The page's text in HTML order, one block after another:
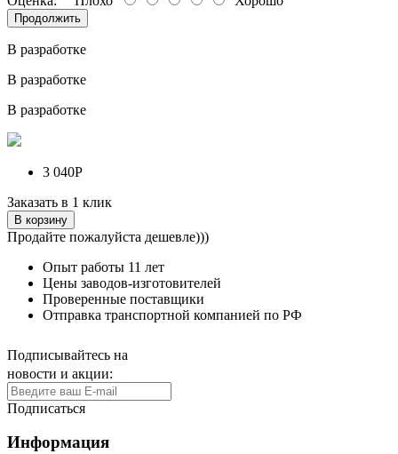
Продолжить
В разработке
В разработке
В разработке
3 040Р
Заказать в 1 клик
В корзину
Продайте пожалуйста дешевле)))
Опыт работы 11 лет
Цены заводов-изготовителей
Проверенные поставщики
Отправка транспортной компанией по РФ
Подписывайтесь на
новости и акции:
Подписаться
Информация